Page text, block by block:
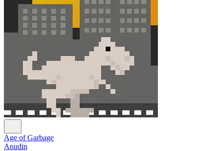
Age of Garbage
Anudin